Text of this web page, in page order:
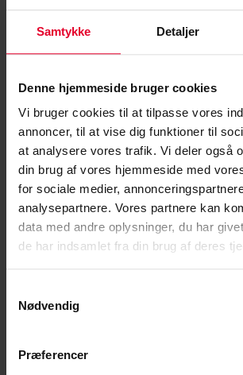
Samtykke Detaljer
Denne hjemmeside bruger cookies
Vi bruger cookies til at tilpasse vores
annoncer, til at vise dig funktioner til
at analysere vores trafik. Vi deler også
din brug af vores hjemmeside med
for sociale medier,
analysepartnere. Vores partnere kan
data med andre oplysninger, du har
de har indsamlet fra din brug af deres
Nødvendig
Præferencer
bygget/renoveret belægningsområder til
forlænget fra fire til 11 måneder – en
selv stiller nye krav til både uddannelse,
– Vi er først lige gået i gang med en helt ny
Derfor er det noget forhastet nu at kaste
værnepligten ind i de forberedelser, der
vil både passende og seriøst at få det, der
ambitionerne, siger Jesper Korsgaard
Det kan godt være, at de store
indtænkes i den virkelighed forsvaret står i